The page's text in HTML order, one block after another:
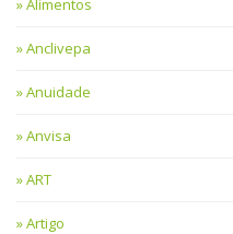
Anclivepa
Anuidade
Anvisa
ART
Artigo